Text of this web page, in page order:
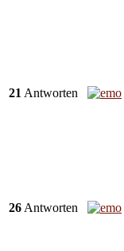
21 Antworten
26 Antworten